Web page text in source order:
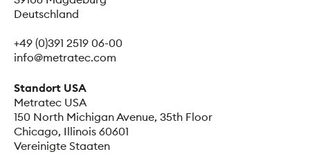
Deutschland
+49 (0)391 2519 06-00
info@metratec.com
Standort USA
Metratec USA
150 North Michigan Avenue, 35th Floor
Chicago, Illinois 60601
Vereinigte Staaten